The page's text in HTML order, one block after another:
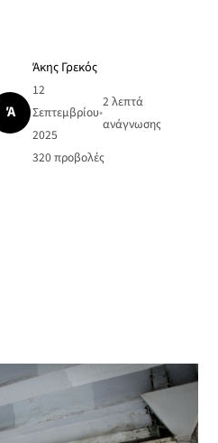
Ά
Άκης Γρεκός
12
Σεπτεμβρίου
2025
•
2 λεπτά
ανάγνωσης
320προβολές